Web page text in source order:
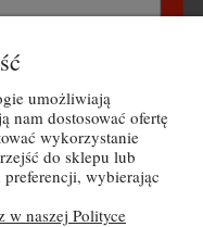
umożliwiają
nam dostosować ofertę
wykorzystanie
do sklepu lub
wybierając
w naszej Polityce
osobowych
Wine Sp. z o.o.
zł rabatu